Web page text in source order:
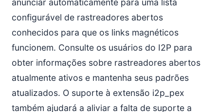
anunciar automaticamente para uma lista
configurável de rastreadores abertos
conhecidos para que os links magnéticos
funcionem. Consulte os usuários do I2P para
obter informações sobre rastreadores abertos
atualmente ativos e mantenha seus padrões
atualizados. O suporte à extensão i2p_pex
também ajudará a aliviar a falta de suporte a